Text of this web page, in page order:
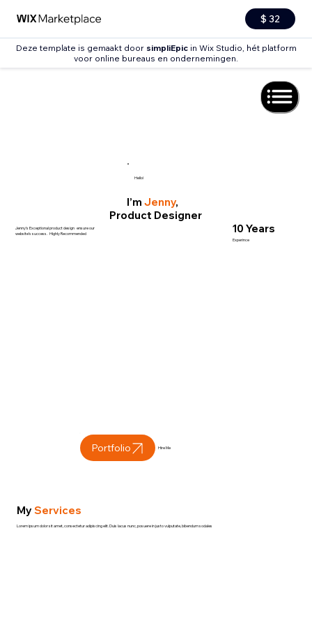
$ 32
Deze template is gemaakt door simpliEpicin Wix Studio, hét platform
voor online bureaus en ondernemingen.